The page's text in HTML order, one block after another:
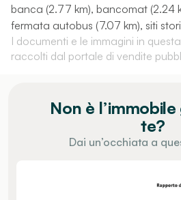
banca (2.77 km), bancomat (2.24
fermata autobus (7.07 km), siti
I documenti e le immagini in
raccolti dal portale di vendite
Non è
te?
Dai un’occhiata a